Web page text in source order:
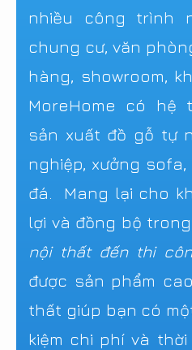
nhiều công trình
chung cư, văn
hàng, showroom,
MoreHome có hệ
sản xuất đồ gỗ tự
nghiệp, xưởng sofa,
đá. Mang lại cho
lợi và đồng bộ
nội thất đến thi
được sản phẩm
thất giúp bạn có
kiệm chi phí và